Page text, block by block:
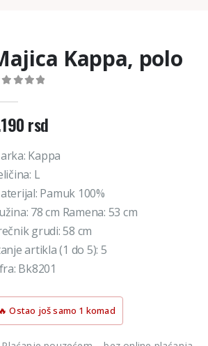
Kappa, polo
rsd
Kappa
L
Pamuk 100%
78 cm Ramena: 53 cm
grudi: 58 cm
artikla (1 do 5): 5
Bk8201
🔥 Ostao još samo 1 komad